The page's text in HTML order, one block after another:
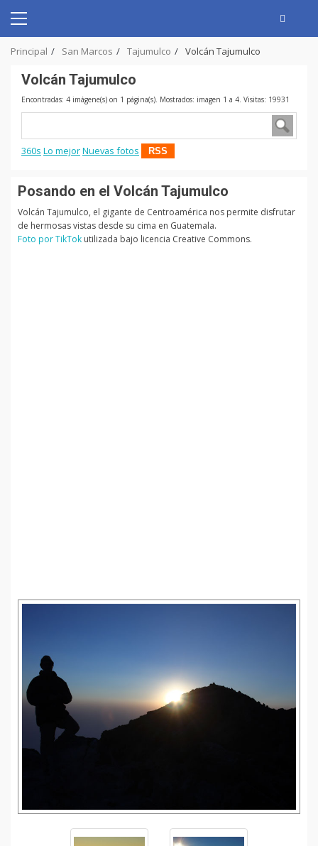
content
Primary
Principal San Marcos Tajumulco Volcán Tajumulco
Volcán Tajumulco
Encontradas: 4 imágene(s) on 1 página(s). Mostrados: imagen 1 a 4. Visitas: 19931
360s Lo mejorNuevas fotos RSS
Posando en el Volcán Tajumulco
Volcán Tajumulco, el gigante de Centroamérica nos permite disfrutar
de hermosas vistas desde su cima en Guatemala.
Foto por TikTok utilizada bajo licencia Creative Commons.